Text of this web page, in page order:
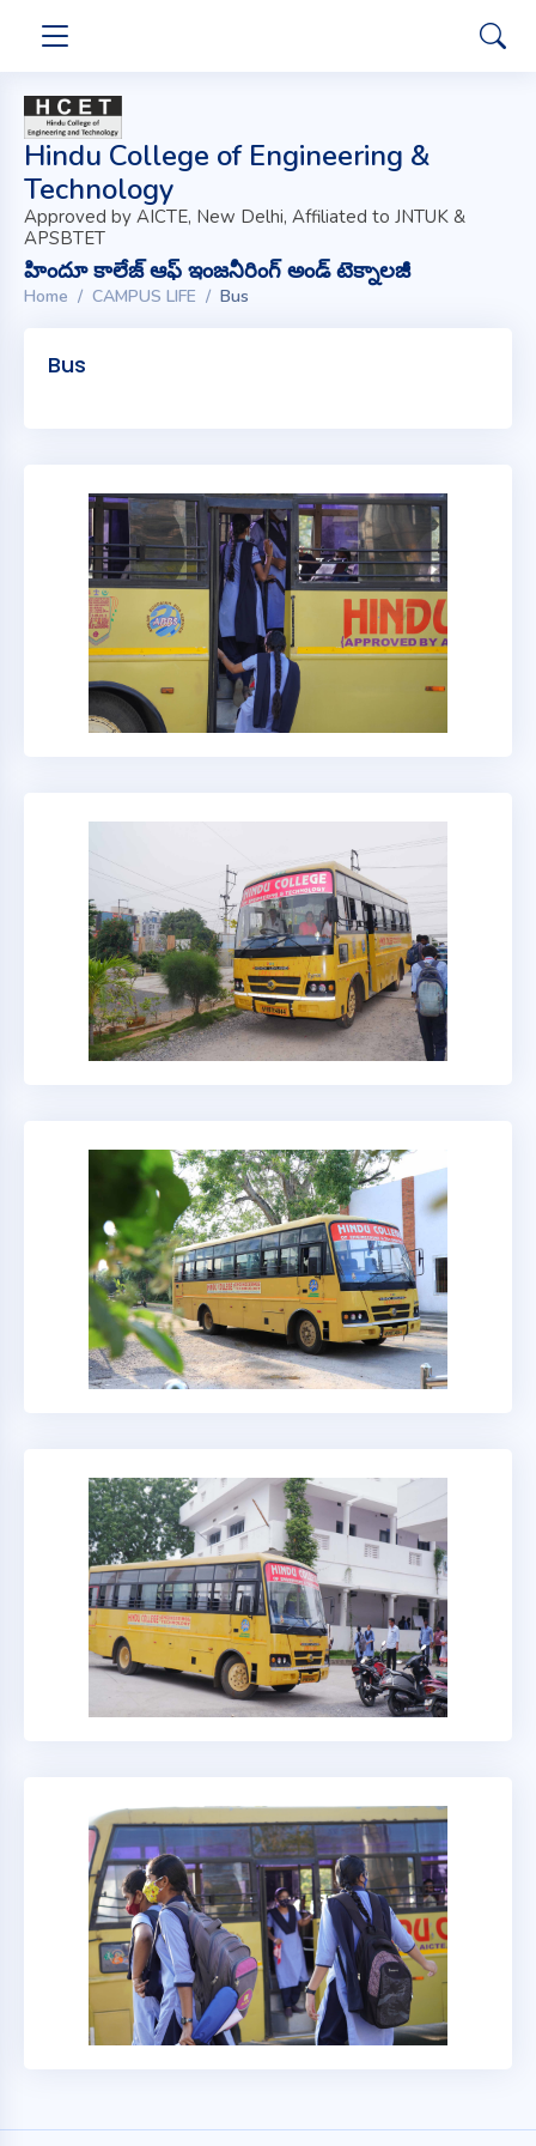
Hindu College of Engineering &
Technology
Approved by AICTE, New Delhi, Affiliated to JNTUK &
APSBTET
హిందూ కాలేజ్ ఆఫ్ ఇంజనీరింగ్ అండ్ టెక్నాలజీ
Home CAMPUS LIFE Bus
Bus